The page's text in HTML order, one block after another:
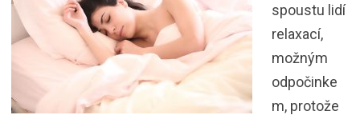
spoustu lidí
relaxací,
možným
odpočinke
m, protože